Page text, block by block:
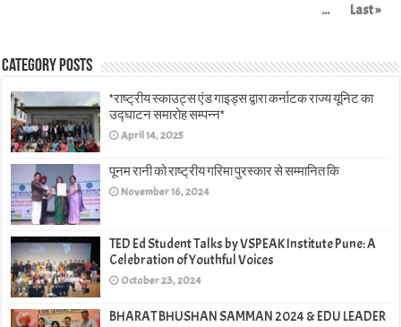
...
Last »
Category Posts
*राष्ट्रीय स्काउट्स एंड गाइड्स द्वारा कर्नाटक राज्य यूनिट का
उद्घाटन समारोह सम्पन्न*
April 14, 2025
पूनम रानी को राष्ट्रीय गरिमा पुरस्कार से सम्मानित कि
November 16, 2024
TED Ed Student Talks by VSPEAK Institute Pune: A
Celebration of Youthful Voices
October 23, 2024
BHARAT BHUSHAN SAMMAN 2024 & EDU LEADER